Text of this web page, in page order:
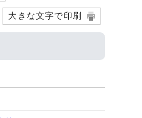
大きな文字で印刷